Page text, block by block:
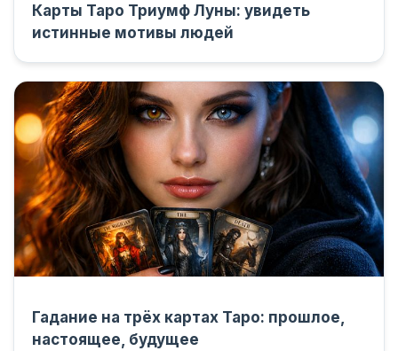
Карты Таро Триумф Луны: увидеть
истинные мотивы людей
Гадание на трёх картах Таро: прошлое,
настоящее, будущее